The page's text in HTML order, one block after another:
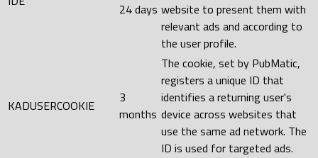
24 days website to present them with
relevant ads and according to
the user profile.
KADUSERCOOKIE
3
months
The cookie, set by PubMatic,
registers a unique ID that
identifies a returning user's
device across websites that
use the same ad network. The
ID is used for targeted ads.